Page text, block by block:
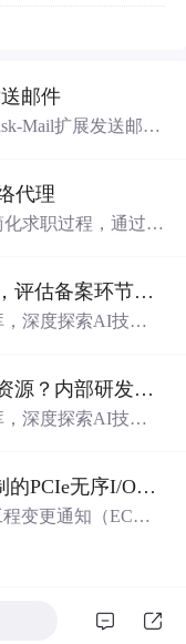
邮件
Mail扩展发送邮
代理
求职过程，通过自
科技成果转化项目进场交易前，评估备案环节需要准备哪些材料？.docx
深度探索AI技术
创新与产业创新国央企如何系统识别外部创新资源？内部研发体系完善，但对外部高校、中小科技企业技术能力缺乏动态认知。.docx
深度探索AI技术
创新与产业创新【高速互连技术】基于UIO机制的PCIe无序I/O扩展：多路径架构下内存请求的高性能传输与排序控制方案设计
变更通知（EC
类型和规则，允许
，支持多路径路